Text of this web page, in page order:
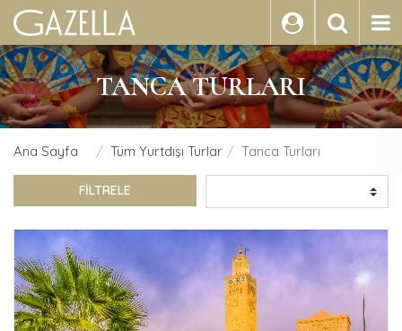
ARA
TANCA TURLARI
Ana Sayfa Tüm Yurtdışı Turlar Tanca Turları
FİLTRELE